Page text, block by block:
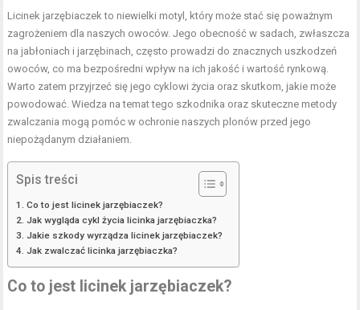
Licinek jarzębiaczek to niewielki motyl, który może stać się poważnym
zagrożeniem dla naszych owoców. Jego obecność w sadach, zwłaszcza
na jabłoniach i jarzębinach, często prowadzi do znacznych uszkodzeń
owoców, co ma bezpośredni wpływ na ich jakość i wartość rynkową.
Warto zatem przyjrzeć się jego cyklowi życia oraz skutkom, jakie może
powodować. Wiedza na temat tego szkodnika oraz skuteczne metody
zwalczania mogą pomóc w ochronie naszych plonów przed jego
niepożądanym działaniem.
Spis treści
Co to jest licinek jarzębiaczek?
Jak wygląda cykl życia licinka jarzębiaczka?
Jakie szkody wyrządza licinek jarzębiaczek?
Jak zwalczać licinka jarzębiaczka?
Co to jest licinek jarzębiaczek?